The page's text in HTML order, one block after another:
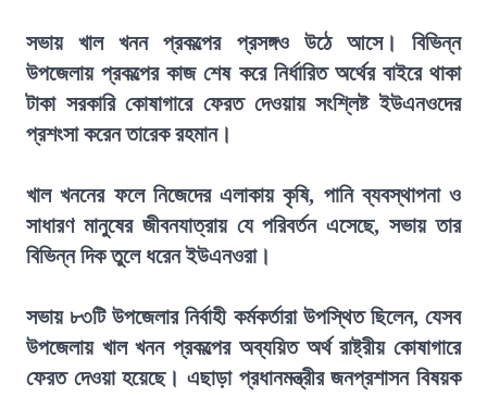
সভায় খাল খনন প্রকল্পের প্রসঙ্গও উঠে আসে। বিভিন্ন
উপজেলায় প্রকল্পের কাজ শেষ করে নির্ধারিত অর্থের বাইরে থাকা
টাকা সরকারি কোষাগারে ফেরত দেওয়ায় সংশ্লিষ্ট ইউএনওদের
প্রশংসা করেন তারেক রহমান।
খাল খননের ফলে নিজেদের এলাকায় কৃষি, পানি ব্যবস্থাপনা ও
সাধারণ মানুষের জীবনযাত্রায় যে পরিবর্তন এসেছে, সভায় তার
বিভিন্ন দিক তুলে ধরেন ইউএনওরা।
সভায় ৮৩টি উপজেলার নির্বাহী কর্মকর্তারা উপস্থিত ছিলেন, যেসব
উপজেলায় খাল খনন প্রকল্পের অব্যয়িত অর্থ রাষ্ট্রীয় কোষাগারে
ফেরত দেওয়া হয়েছে। এছাড়া প্রধানমন্ত্রীর জনপ্রশাসন বিষয়ক